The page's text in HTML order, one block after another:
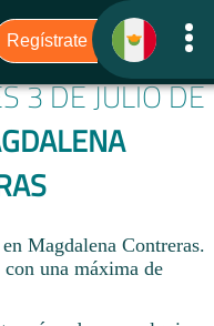
3 DE JULIO DE
Magdalena Contreras.
una máxima de